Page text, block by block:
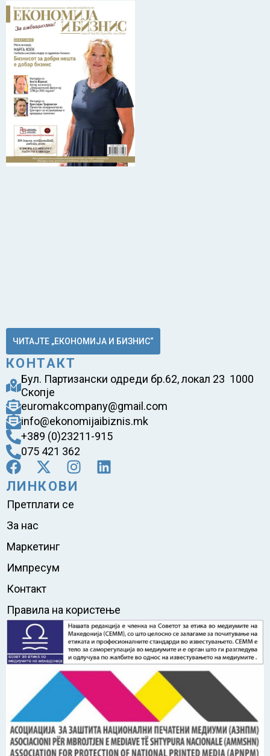
ЧИТАЈТЕ „ЕКОНОМИЈА И БИЗНИС“
КОНТАКТ
Бул. Партизански одреди бр.62, локал 23 1000
Скопје
euromakcompany@gmail.com
info@ekonomijaibiznis.mk
+389 (0)23211-915
075 421 362
ЛИНКОВИ
Претплати се
За нас
Маркетинг
Импресум
Контакт
Правила на користење